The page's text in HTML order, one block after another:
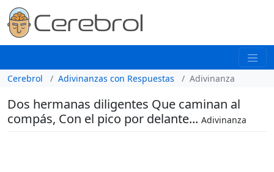
Cerebrol Adivinanzas con Respuestas Adivinanza
Dos hermanas diligentes Que caminan al
compás, Con el pico por delante... Adivinanza